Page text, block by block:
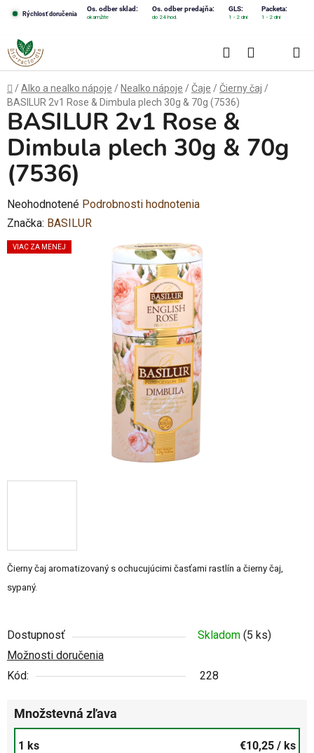
obsah
Rýchlosť doručenia
Os. odber sklad: Os. odber predajňa: GLS: Packeta:
okamžite do 24 hod. 1 - 2 dni 1 - 2 dni
Hľadať
KOŠÍK
Domov
/Alko a nealko nápoje / Nealko nápoje / Čaje / Čierny čaj /
BASILUR 2v1 Rose & Dimbula plech 30g & 70g (7536)
Čierny čaj aromatizovaný s ochucujúcimi časťami rastlín a čierny čaj,
sypaný.
Dostupnosť Skladom (5 ks)
Možnosti doručenia
Kód:
228
Množstevná zľava
1 ks €10,25 / ks
BASILUR 2v1 Rose &
Dimbula plech 30g & 70g
(7536)
Priemerné
hodnotenie
produktu
Neohodnotené Podrobnosti hodnotenia
Značka: BASILUR
VIAC ZA MENEJ